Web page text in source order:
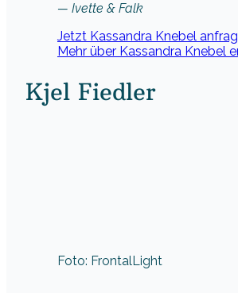
— Ivette & Falk
Jetzt Kassandra Knebel
Mehr über Kassandra Knebel
Kjel Fiedler
Foto: FrontalLight